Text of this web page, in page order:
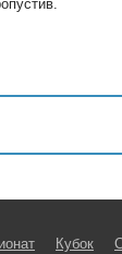
Кубок